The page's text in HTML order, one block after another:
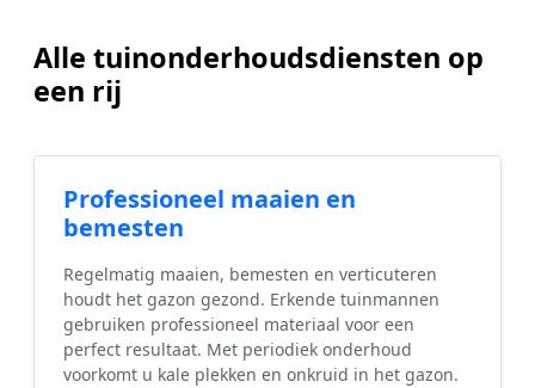
Alle tuinonderhoudsdiensten op
een rij
Professioneel maaien en
bemesten
Regelmatig maaien, bemesten en verticuteren
houdt het gazon gezond. Erkende tuinmannen
gebruiken professioneel materiaal voor een
perfect resultaat. Met periodiek onderhoud
voorkomt u kale plekken en onkruid in het gazon.